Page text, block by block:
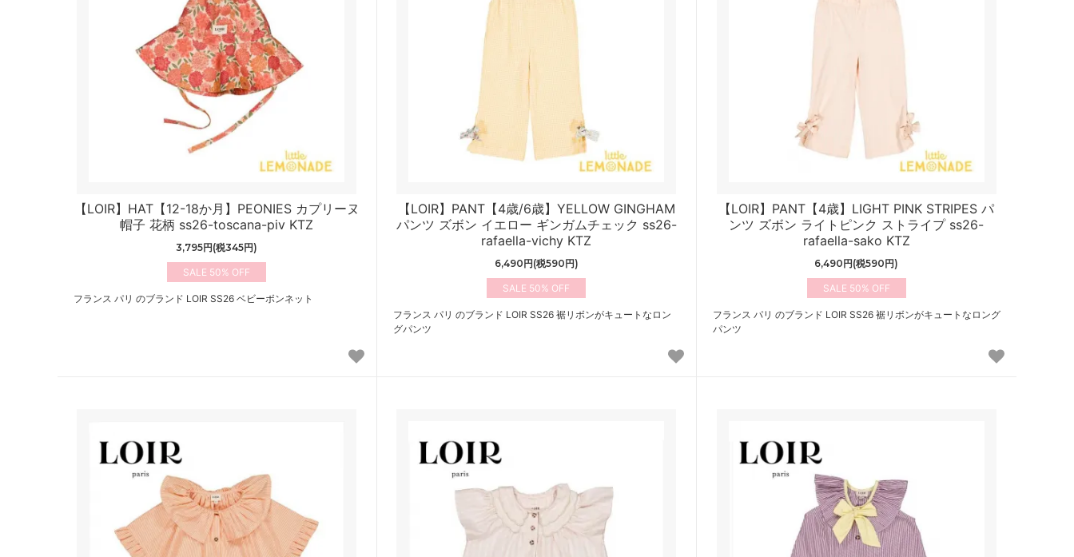
【LOIR】HAT【12-18か月】PEONIES カプリーヌ
帽子 花柄 ss26-toscana-piv KTZ
3,795円(税345円)
50%
フランス パリ のブランド LOIR SS26 ベビーボンネット
【LOIR】PANT【4歳/6歳】YELLOW GINGHAM
パンツ ズボン イエロー ギンガムチェック ss26-
rafaella-vichy KTZ
6,490円(税590円)
50%
フランス パリ のブランド LOIR SS26 裾リボンがキュートなロン
グパンツ
【LOIR】PANT【4歳】LIGHT PINK STRIPES パ
ンツ ズボン ライトピンク ストライプ ss26-
rafaella-sako KTZ
6,490円(税590円)
50%
フランス パリ のブランド LOIR SS26 裾リボンがキュートなロング
パンツ